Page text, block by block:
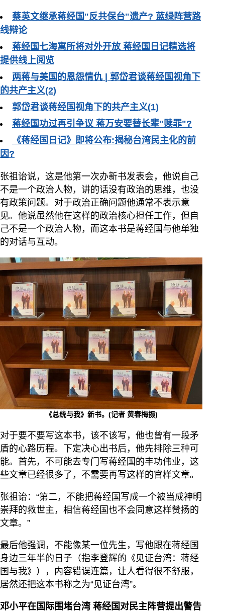
蔡英文继承蒋经国"反共保台"遗产? 蓝绿阵营路
线辩论
蒋经国七海寓所将对外开放 蒋经国日记精选将
提供线上阅览
两蒋与美国的恩怨情仇 | 郭岱君谈蒋经国视角下
的共产主义(2)
郭岱君谈蒋经国视角下的共产主义(1)
蒋经国功过再引争议 蒋万安要替长辈"赎罪"?
《蒋经国日记》即将公布:揭秘台湾民主化的前
因?
张祖诒说，这是他第一次办新书发表会，他说自己
不是一个政治人物，讲的话没有政治的思维，也没
有政策问题。对于政治正确问题他通常不表示意
见。他说虽然他在这样的政治核心担任工作，但自
己不是一个政治人物，而这本书是蒋经国与他单独
的对话与互动。
《总统与我》新书。(记者 黄春梅摄)
对于要不要写这本书，该不该写，他也曾有一段矛
盾的心路历程。下定决心出书后，他先排除三种可
能。首先，不可能去专门写蒋经国的丰功伟业，这
些文章已经很多了，不需要再写这样的官样文章。
张祖诒：“第二，不能把蒋经国写成一个被当成神明
崇拜的救世主，相信蒋经国也不会同意这样赞扬的
文章。”
最后他强调，不能像某一位先生，写他跟在蒋经国
身边三年半的日子（指李登辉的《见证台湾：蒋经
国与我》），内容错误连篇，让人看得很不舒服，
居然还把这本书称之为“见证台湾”。
邓小平在国际围堵台湾 蒋经国对民主阵营提出警告